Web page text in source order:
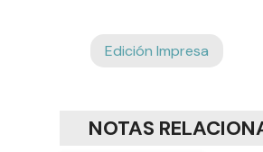
Edición Impresa
NOTAS